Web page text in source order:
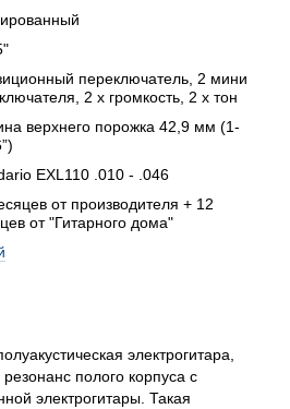
переключатель, 2 мини
2 x громкость, 2 x тон
верхнего порожка 42,9 мм (1-
EXL110 .010 - .046
от производителя + 12
от "Гитарного дома"
электрогитара,
полого корпуса с
электрогитары. Такая